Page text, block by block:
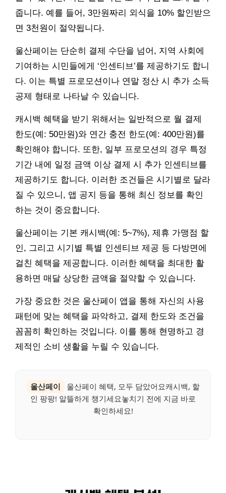
줍니다. 예를 들어, 3만원짜리 외식을 10% 할인받으
면 3천원이 절약됩니다.
울산페이는 단순히 결제 수단을 넘어, 지역 사회에
기여하는 시민들에게 ‘인센티브’를 제공하기도 합니
다. 이는 특별 프로모션이나 연말 정산 시 추가 소득
공제 형태로 나타날 수 있습니다.
캐시백 혜택을 받기 위해서는 일반적으로 월 결제
한도(예: 50만원)와 연간 충전 한도(예: 400만원)를
확인해야 합니다. 또한, 일부 프로모션의 경우 특정
기간 내에 일정 금액 이상 결제 시 추가 인센티브를
제공하기도 합니다. 이러한 조건들은 시기별로 달라
질 수 있으니, 앱 공지 등을 통해 최신 정보를 확인
하는 것이 중요합니다.
울산페이는 기본 캐시백(예: 5~7%), 제휴 가맹점 할
인, 그리고 시기별 특별 인센티브 제공 등 다방면에
걸친 혜택을 제공합니다. 이러한 혜택을 최대한 활
용하면 매달 상당한 금액을 절약할 수 있습니다.
가장 중요한 것은 울산페이 앱을 통해 자신의 사용
패턴에 맞는 혜택을 파악하고, 결제 한도와 조건을
꼼꼼히 확인하는 것입니다. 이를 통해 현명하고 경
제적인 소비 생활을 누릴 수 있습니다.
울산페이
울산페이 혜택, 모두 담았어요캐시백, 할
인 팡팡! 알뜰하게 챙기세요놓치기 전에 지금 바로
확인하세요!